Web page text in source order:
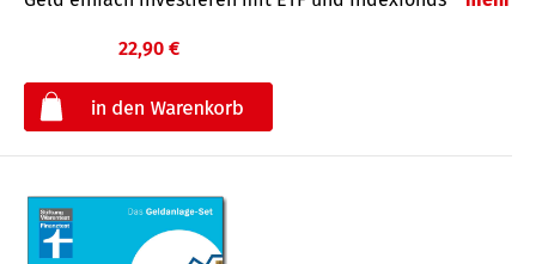
22,90 €